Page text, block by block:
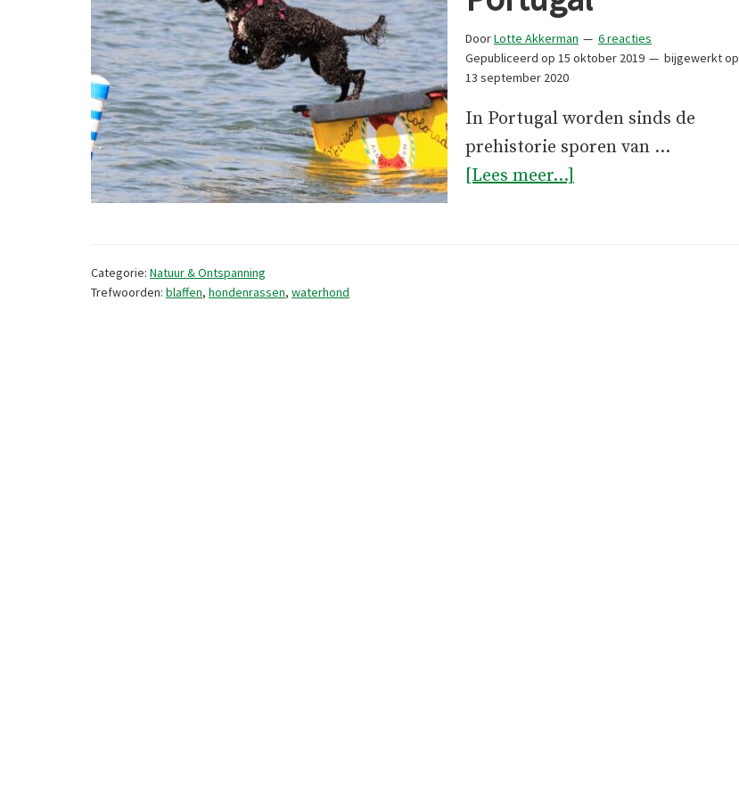
DoorLotte Akkerman
6 reacties
Gepubliceerd op 15 oktober 2019
bijgewerkt op
13 september 2020
In Portugal worden sinds de
prehistorie sporen van …
[Lees meer...]
Categorie: Natuur & Ontspanning
Trefwoorden: blaffen, hondenrassen, waterhond